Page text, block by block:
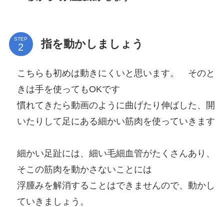
STEP 指を動かしましょう
こちらも初めは動きにくいと思います。 そのと
きは手を使ってもOKです
慣れてきたら動画のように曲げたり伸ばした、開
いたりして足にある細かい筋肉を使っていきます
細かい足趾には、細い毛細血管がたくさんあり、
そこの筋肉を動かさないことには
浮腫みを解消することはできませんので、動かし
ていきましょう。